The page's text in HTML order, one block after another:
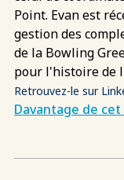
Point. Evan est
gestion des
de la Bowling
pour l'histoire de
Retrouvez-le sur
Davantage de